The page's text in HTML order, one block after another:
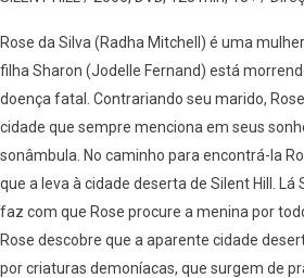
Rose da Silva (Radha Mitchell) é uma
filha Sharon (Jodelle Fernand) está
doença fatal. Contrariando seu marido,
cidade que sempre menciona em seus
sonâmbula. No caminho para encontrá-la
que a leva à cidade deserta de Silent Hill. Lá
faz com que Rose procure a menina por
Rose descobre que a aparente cidade
por criaturas demoníacas, que surgem de